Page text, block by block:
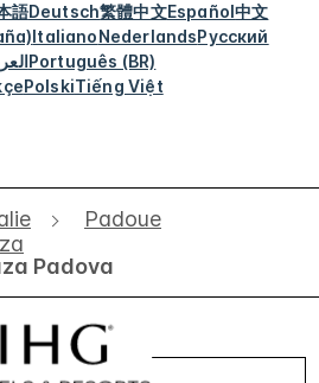
語Deutsch繁體中文Español中文
ItalianoNederlandsРусский
Português (BR)
PolskiTiếng Việt
Padoue
Padova